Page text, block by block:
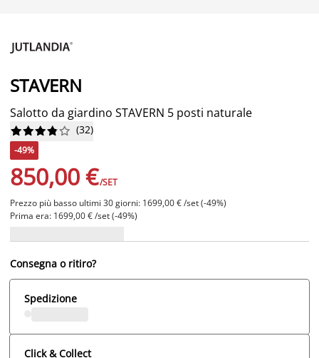
STAVERN
Salotto da giardino STAVERN 5 posti naturale





 (32)
-49%
850,00 €/SET
Prezzo più basso ultimi 30 giorni: 1699,00 € /set (-49%)
Prima era: 1699,00 € /set (-49%)
Consegna o ritiro?
Spedizione
Click & Collect